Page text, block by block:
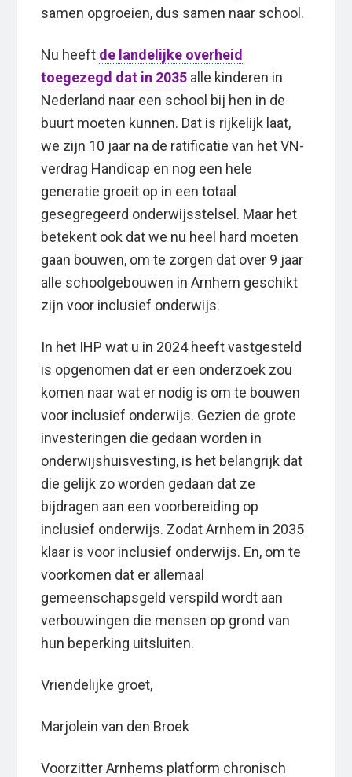
samen opgroeien, dus samen naar school.
Nu heeft de landelijke overheid
toegezegd dat in 2035 alle kinderen in
Nederland naar een school bij hen in de
buurt moeten kunnen. Dat is rijkelijk laat,
we zijn 10 jaar na de ratificatie van het VN-
verdrag Handicap en nog een hele
generatie groeit op in een totaal
gesegregeerd onderwijsstelsel. Maar het
betekent ook dat we nu heel hard moeten
gaan bouwen, om te zorgen dat over 9 jaar
alle schoolgebouwen in Arnhem geschikt
zijn voor inclusief onderwijs.
In het IHP wat u in 2024 heeft vastgesteld
is opgenomen dat er een onderzoek zou
komen naar wat er nodig is om te bouwen
voor inclusief onderwijs. Gezien de grote
investeringen die gedaan worden in
onderwijshuisvesting, is het belangrijk dat
die gelijk zo worden gedaan dat ze
bijdragen aan een voorbereiding op
inclusief onderwijs. Zodat Arnhem in 2035
klaar is voor inclusief onderwijs. En, om te
voorkomen dat er allemaal
gemeenschapsgeld verspild wordt aan
verbouwingen die mensen op grond van
hun beperking uitsluiten.
Vriendelijke groet,
Marjolein van den Broek
Voorzitter Arnhems platform chronisch